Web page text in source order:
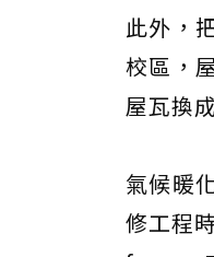
此外，
校區，
屋瓦換
氣候暖
修工程